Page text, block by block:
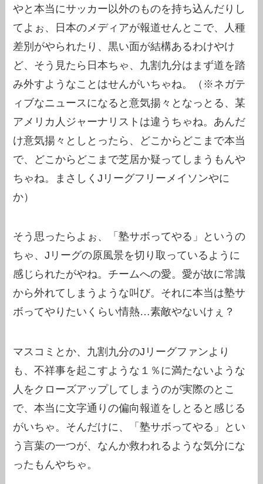
やと本当にサッカー以外のものを持ち込んだりし
てよぉ、日本のメディアが報道せんとこで、人種
差別がやられたり、黒い面が結構あるわけやけ
ど、そう見たら日本ちゃ、九割九分はまず道を踏
み外すようなことはせんがいちゃね。（※ネガテ
ィブなニュースになると意気揚々となっとる、某
アメリカ人ジャーナリストは違うちゃね。あんだ
け意気揚々としとったら、どこからどこまで本当
で、どこからどこまで芝居か疑ってしまうもんや
ちゃね。まさしくJリーグフリーメイソンやに
か）
そう思ったらよぉ、「塾サボってやる」というの
ちゃ、Jリーグの原風景を切り取っているように
感じられたがやね。チームへの愛。愛が故に常識
から外れてしまうような叫び。それに本当は塾サ
ボってやりたいくらい情熱…素敵やないけぇ？
マスコミとか、九割九分のJリーグファンより
も、不祥事を起こすような１％に満たないような
人をクローズアップしてしまうのが実際のとこ
で、本当に文字通りの偏向報道をしとると感じる
がいちゃ。そんだけに、「塾サボってやる」とい
う言葉の一つが、なんか救われるような気分にな
ったもんやちゃ。